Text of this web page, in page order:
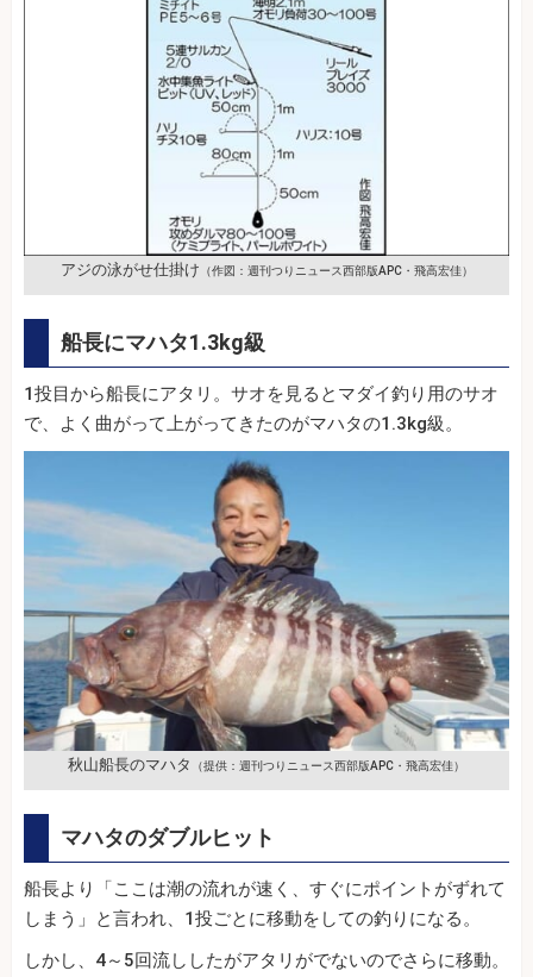
アジの泳がせ仕掛け （作図：週刊つりニュース西部版APC・飛高宏佳）
船長にマハタ1.3kg級
1投目から船長にアタリ。サオを見るとマダイ釣り用のサオ
で、よく曲がって上がってきたのがマハタの1.3kg級。
秋山船長のマハタ （提供：週刊つりニュース西部版APC・飛高宏佳）
マハタのダブルヒット
船長より「ここは潮の流れが速く、すぐにポイントがずれて
しまう」と言われ、1投ごとに移動をしての釣りになる。
しかし、4～5回流ししたがアタリがでないのでさらに移動。